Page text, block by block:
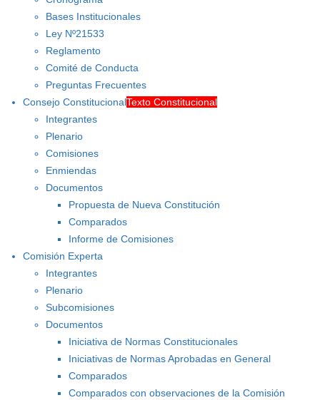
Bases Institucionales
Ley Nº21533
Reglamento
Comité de Conducta
Preguntas Frecuentes
Consejo ConstitucionalTexto Constitucional
Integrantes
Plenario
Comisiones
Enmiendas
Documentos
Propuesta de Nueva Constitución
Comparados
Informe de Comisiones
Comisión Experta
Integrantes
Plenario
Subcomisiones
Documentos
Iniciativa de Normas Constitucionales
Iniciativas de Normas Aprobadas en General
Comparados
Comparados con observaciones de la Comisión